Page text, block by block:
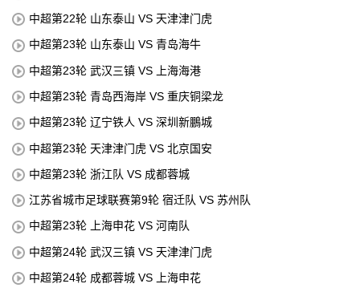
中超第22轮 山东泰山 VS 天津津门虎
中超第23轮 山东泰山 VS 青岛海牛
中超第23轮 武汉三镇 VS 上海海港
中超第23轮 青岛西海岸 VS 重庆铜梁龙
中超第23轮 辽宁铁人 VS 深圳新鵬城
中超第23轮 天津津门虎 VS 北京国安
中超第23轮 浙江队 VS 成都蓉城
江苏省城市足球联赛第9轮 宿迁队 VS 苏州队
中超第23轮 上海申花 VS 河南队
中超第24轮 武汉三镇 VS 天津津门虎
中超第24轮 成都蓉城 VS 上海申花